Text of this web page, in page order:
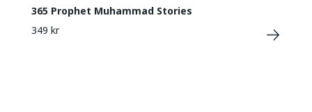
365 Prophet Muhammad Stories
349 kr